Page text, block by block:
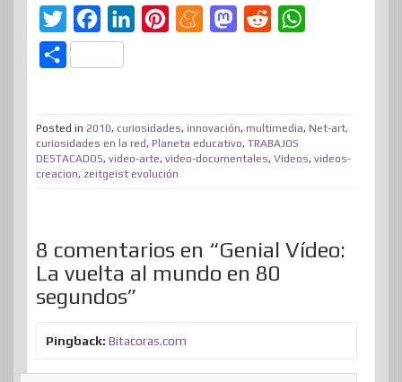
w
t
e
r
a
c
b
o
o
e
d
I
e
r
e
M
a
m
M
o
d
i
t
s
C
p
a
r
Posted in 2010, curiosidades, innovación, multimedia, Net-art,
curiosidades en la red, Planeta educativo, TRABAJOS
DESTACADOS, video-arte, video-documentales, Videos, videos-
creacion, zeitgeist evolución
8 comentarios en “Genial Vídeo:
La vuelta al mundo en 80
segundos”
Pingback: Bitacoras.com